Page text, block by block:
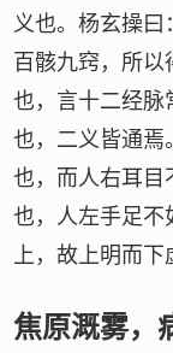
义也。杨玄操曰
百骸九窍，所
也，言十二经脉
也，二义皆通焉
也，而人右耳目
也，人左手足不
上，故上明而下
焦原溉雾，